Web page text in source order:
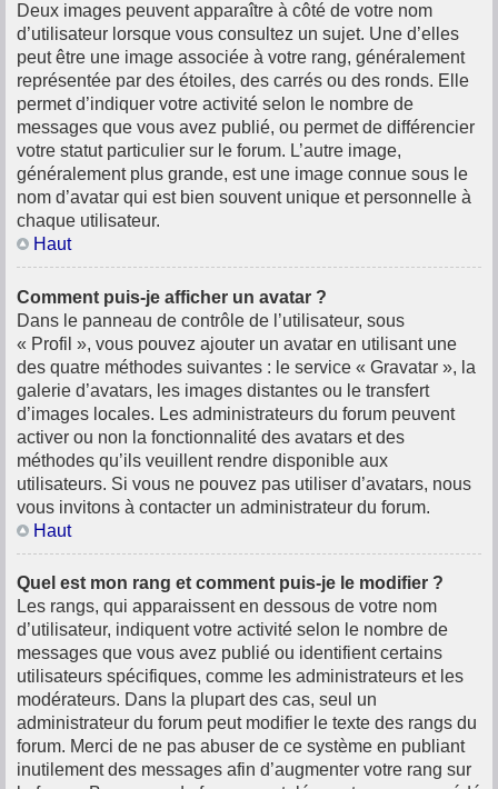
Deux images peuvent apparaître à côté de votre nom
d’utilisateur lorsque vous consultez un sujet. Une d’elles
peut être une image associée à votre rang, généralement
représentée par des étoiles, des carrés ou des ronds. Elle
permet d’indiquer votre activité selon le nombre de
messages que vous avez publié, ou permet de différencier
votre statut particulier sur le forum. L’autre image,
généralement plus grande, est une image connue sous le
nom d’avatar qui est bien souvent unique et personnelle à
chaque utilisateur.
Haut
Comment puis-je afficher un avatar ?
Dans le panneau de contrôle de l’utilisateur, sous
« Profil », vous pouvez ajouter un avatar en utilisant une
des quatre méthodes suivantes : le service « Gravatar », la
galerie d’avatars, les images distantes ou le transfert
d’images locales. Les administrateurs du forum peuvent
activer ou non la fonctionnalité des avatars et des
méthodes qu’ils veuillent rendre disponible aux
utilisateurs. Si vous ne pouvez pas utiliser d’avatars, nous
vous invitons à contacter un administrateur du forum.
Haut
Quel est mon rang et comment puis-je le modifier ?
Les rangs, qui apparaissent en dessous de votre nom
d’utilisateur, indiquent votre activité selon le nombre de
messages que vous avez publié ou identifient certains
utilisateurs spécifiques, comme les administrateurs et les
modérateurs. Dans la plupart des cas, seul un
administrateur du forum peut modifier le texte des rangs du
forum. Merci de ne pas abuser de ce système en publiant
inutilement des messages afin d’augmenter votre rang sur